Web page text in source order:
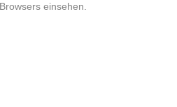
einsehen.